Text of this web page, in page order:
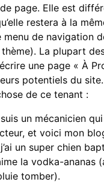
page. Elle est
restera à la
menu de navigation
La plupart
une page « À
potentiels du
de ce tenant :
un mécanicien
et voici mon
un super chien
la vodka-ananas
tomber).